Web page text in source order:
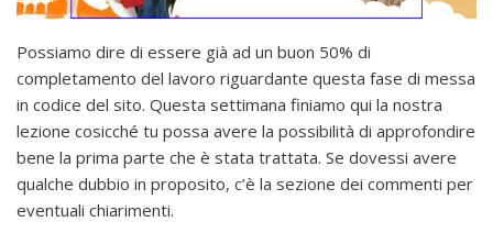
Possiamo dire di essere già ad un buon 50% di
completamento del lavoro riguardante questa fase di messa
in codice del sito. Questa settimana finiamo qui la nostra
lezione cosicché tu possa avere la possibilità di approfondire
bene la prima parte che è stata trattata. Se dovessi avere
qualche dubbio in proposito, c’è la sezione dei commenti per
eventuali chiarimenti.